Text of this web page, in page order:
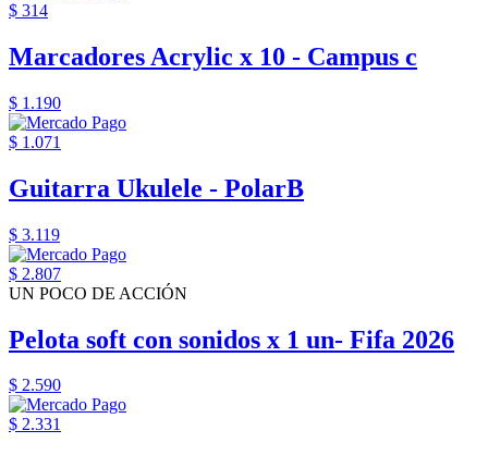
$ 314
Marcadores Acrylic x 10 - Campus c
$ 1.190
$ 1.071
Guitarra Ukulele - PolarB
$ 3.119
$ 2.807
UN POCO DE ACCIÓN
Pelota soft con sonidos x 1 un- Fifa 2026
$ 2.590
$ 2.331